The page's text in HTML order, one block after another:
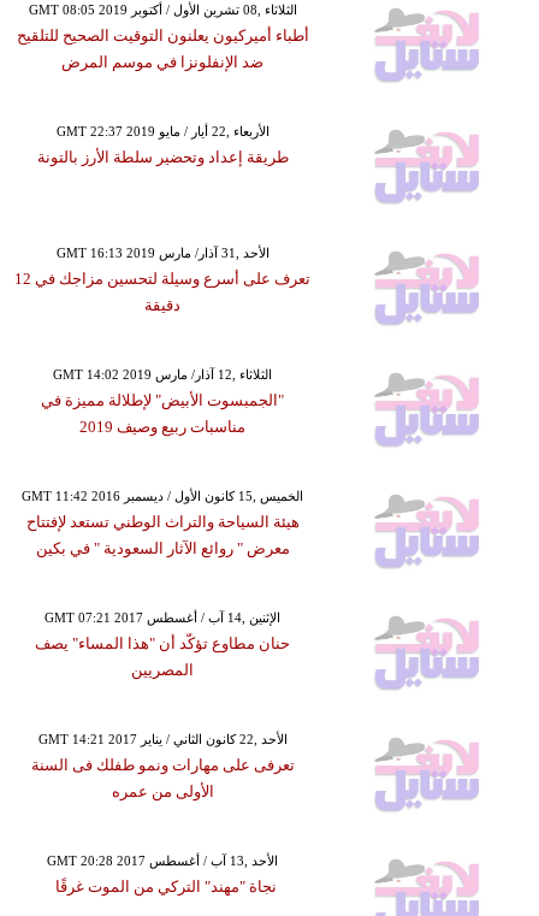
GMT 08:05 2019 الثلاثاء ,08 تشرين الأول / أكتوبر
أطباء أميركيون يعلنون التوقيت الصحيح للتلقيح
ضد الإنفلونزا في موسم المرض
GMT 22:37 2019 الأربعاء ,22 أيار / مايو
طريقة إعداد وتحضير سلطة الأرز بالتونة
GMT 16:13 2019 الأحد ,31 آذار/ مارس
تعرف على أسرع وسيلة لتحسين مزاجك في 12
دقيقة
GMT 14:02 2019 الثلاثاء ,12 آذار/ مارس
"الجمبسوت الأبيض" لإطلالة مميزة في
مناسبات ربيع وصيف 2019
GMT 11:42 2016 الخميس ,15 كانون الأول / ديسمبر
هيئة السياحة والتراث الوطني تستعد لإفتتاح
معرض " روائع الآثار السعودية " في بكين
GMT 07:21 2017 الإثنين ,14 آب / أغسطس
حنان مطاوع تؤكّد أن "هذا المساء" يصف
المصريين
GMT 14:21 2017 الأحد ,22 كانون الثاني / يناير
تعرفى على مهارات ونمو طفلك فى السنة
الأولى من عمره
GMT 20:28 2017 الأحد ,13 آب / أغسطس
نجاة "مهند" التركي من الموت غرقًا